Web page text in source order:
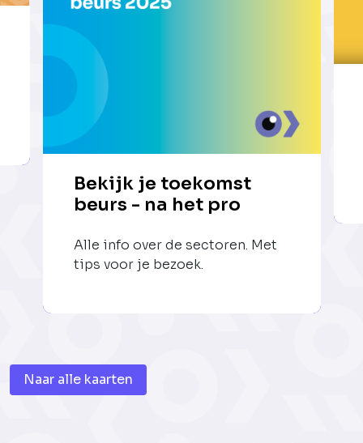
Bekijk je toekomst
beurs - na het pro
Alle info over de sectoren. Met
tips voor je bezoek.
Naar alle kaarten